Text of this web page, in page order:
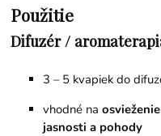
Použitie
Difuzér /
3 – 5 kvapiek do
vhodné na
jasnosti a pohody